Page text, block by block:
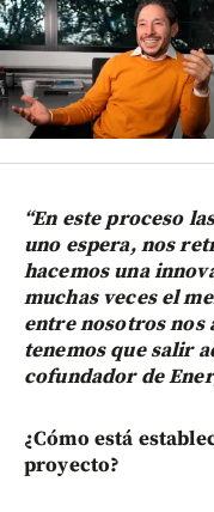
“En este proceso
uno espera, nos
hacemos una
muchas veces el
entre nosotros nos
tenemos que salir
cofundador de
¿Cómo está
proyecto?